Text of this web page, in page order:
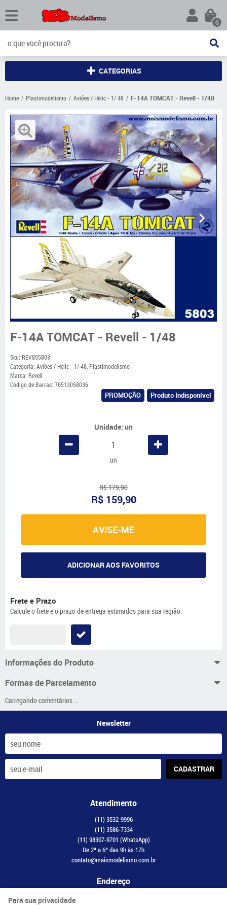
0
CATEGORIAS
Home Plastimodelismo Aviões / Helic - 1/ 48 F-14A TOMCAT - Revell - 1/48
F-14A TOMCAT - Revell - 1/48
Sku: REV855803
Categoria: Aviões / Helic - 1/ 48,Plastimodelismo
Marca: Revell
Código de Barras: 76513058036
PROMOÇÃO Produto Indisponível
Unidade: un
un
R$ 179,90
R$ 159,90
AVISE-ME
ADICIONAR AOS FAVORITOS
Frete e Prazo
Calcule o frete e o prazo de entrega estimados para sua região:
Informações do Produto
Formas de Parcelamento
Carregando comentários ...
Newsletter
CADASTRAR
Atendimento
(11) 3532-9996
(11) 3586-7334
(11) 98307-9701 (WhatsApp)
De 2ª a 6ª das 9h às 17h
contato@maismodelismo.com.br
Endereço
Avenida Adolfo Pinheiro, 2056, CJ 34
Para sua privacidade